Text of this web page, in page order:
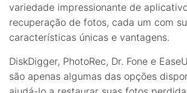
variedade impressionante de
recuperação de fotos, cada um com
características únicas e vantagens.
DiskDigger, PhotoRec, Dr. Fone e
são apenas algumas das opções